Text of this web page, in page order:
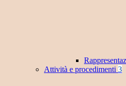
Attività e procedimenti 3